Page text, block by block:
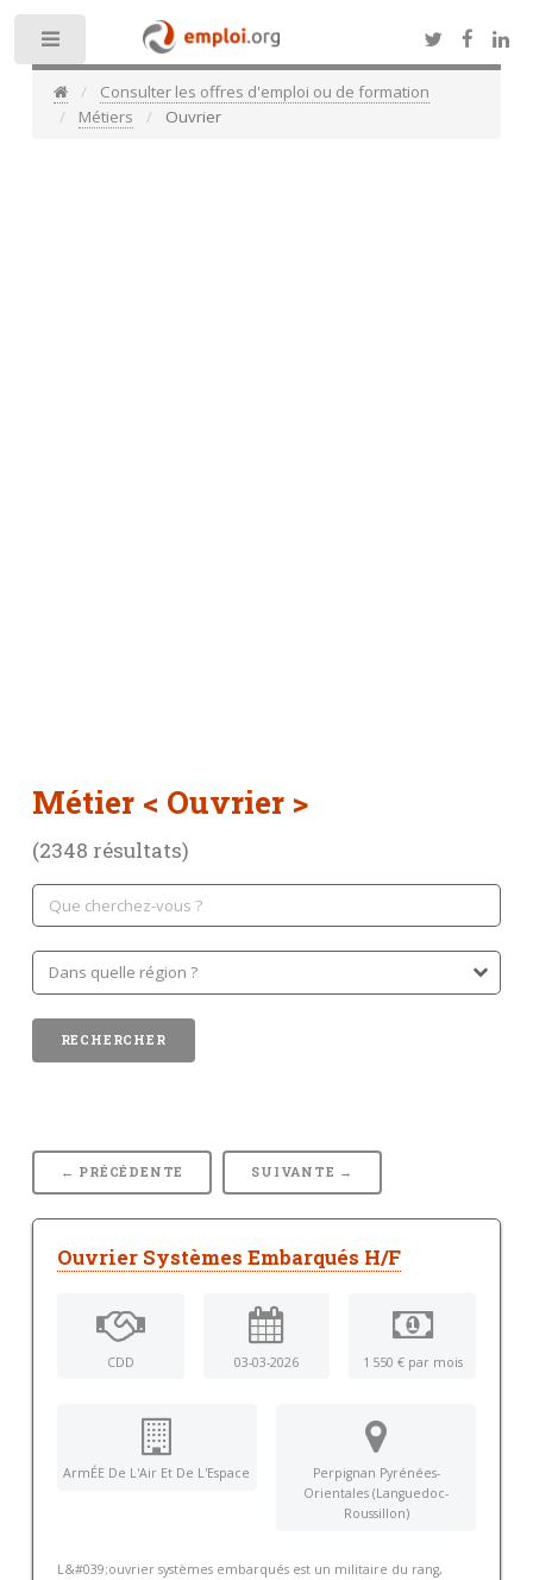
Consulter les offres d'emploi ou de formation
Métiers
Ouvrier
Métier < Ouvrier >
(2348 résultats)
← PRÉCÉDENTE SUIVANTE →
Ouvrier Systèmes Embarqués H/F
CDD 03-03-2026 1 550 € par mois
ArmÉE De L'Air Et De L'Espace
Perpignan Pyrénées-
Orientales (Languedoc-
Roussillon)
L&#039;ouvrier systèmes embarqués est un militaire du rang,
Toggle